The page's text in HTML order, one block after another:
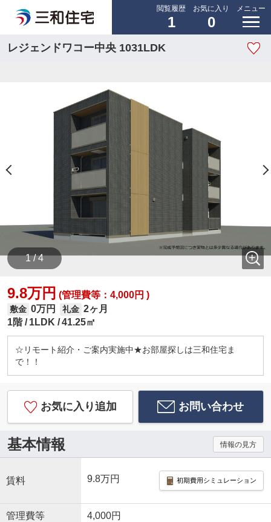
閲覧履歴
1
お気に入り
0
メニュー
レジェンドワコー中央 1031LDK
1 / 4
9.8万円 (管理費等：4,000円 )
敷金 0万円 礼金 2ヶ月
1階
1LDK 41.25㎡
☆リモート紹介・ご案内実施中★お部屋探しは三和住宅ま
で！！
お気に入り追加 お問い合わせ
基本情報 情報の見方
賃料 9.8万円 初期費用シミュレーション
管理費等 4,000円